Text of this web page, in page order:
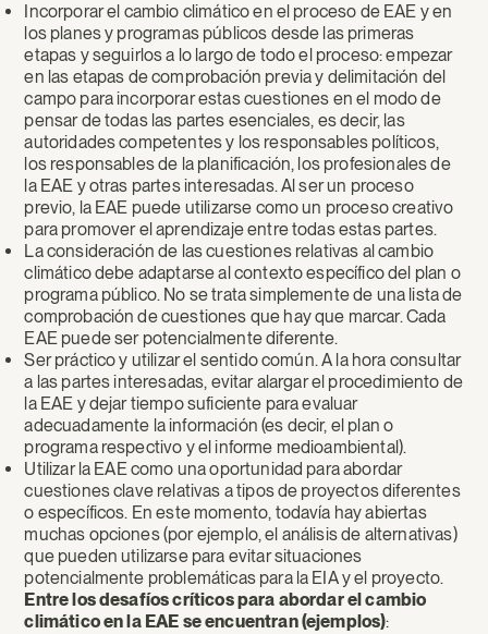
Incorporar el cambio climático en el proceso de EAE y en
los planes y programas públicos desde las primeras
etapas y seguirlos a lo largo de todo el proceso: empezar
en las etapas de comprobación previa y delimitación del
campo para incorporar estas cuestiones en el modo de
pensar de todas las partes esenciales, es decir, las
autoridades competentes y los responsables políticos,
los responsables de la planificación, los profesionales de
la EAE y otras partes interesadas. Al ser un proceso
previo, la EAE puede utilizarse como un proceso creativo
para promover el aprendizaje entre todas estas partes.
La consideración de las cuestiones relativas al cambio
climático debe adaptarse al contexto específico del plan o
programa público. No se trata simplemente de una lista de
comprobación de cuestiones que hay que marcar. Cada
EAE puede ser potencialmente diferente.
Ser práctico y utilizar el sentido común. A la hora consultar
a las partes interesadas, evitar alargar el procedimiento de
la EAE y dejar tiempo suficiente para evaluar
adecuadamente la información (es decir, el plan o
programa respectivo y el informe medioambiental).
Utilizar la EAE como una oportunidad para abordar
cuestiones clave relativas a tipos de proyectos diferentes
o específicos. En este momento, todavía hay abiertas
muchas opciones (por ejemplo, el análisis de alternativas)
que pueden utilizarse para evitar situaciones
potencialmente problemáticas para la EIA y el proyecto.
Entre los desafíos críticos para abordar el cambio
climático en la EAE se encuentran (ejemplos):